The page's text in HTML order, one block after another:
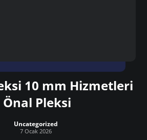
10 mm Hizmetleri
Önal Pleksi
Uncategorized
7 Ocak 2026